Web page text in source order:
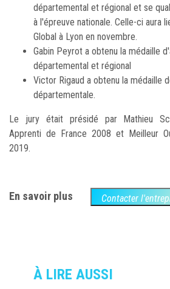
départemental et régional et se
à l'épreuve nationale. Celle-ci aura
Global à Lyon en novembre.
Gabin Peyrot a obtenu la médaille
départemental et régional
Victor Rigaud a obtenu la médaille
départementale.
Le jury était présidé par Mathieu
Apprenti de France 2008 et Meilleur
2019.
En savoir plus Contacter
À LIRE AUSSI